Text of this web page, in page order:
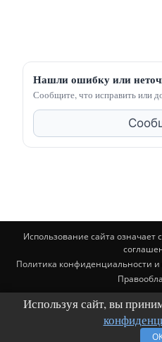
Нашли ошибку или
Сообщите, что исправить или
Используя сайт, вы
Использование сайта означает
Политика конфиденциальности
© BuildingClub.ru (почта для
носят информационный